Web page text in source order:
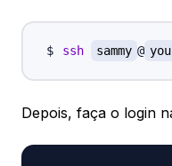
ssh sammy @
Depois, faça o login